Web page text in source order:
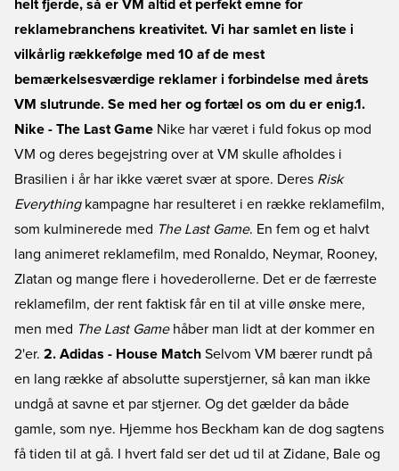
helt fjerde, så er VM altid et perfekt emne for
reklamebranchens kreativitet. Vi har samlet en liste i
vilkårlig rækkefølge med 10 af de mest
bemærkelsesværdige reklamer i forbindelse med årets
VM slutrunde. Se med her og fortæl os om du er enig.1.
Nike - The Last Game Nike har været i fuld fokus op mod
VM og deres begejstring over at VM skulle afholdes i
Brasilien i år har ikke været svær at spore. Deres Risk
Everythingkampagne har resulteret i en række reklamefilm,
som kulminerede med The Last Game. En fem og et halvt
lang animeret reklamefilm, med Ronaldo, Neymar, Rooney,
Zlatan og mange flere i hovederollerne. Det er de færreste
reklamefilm, der rent faktisk får en til at ville ønske mere,
men med The Last Gamehåber man lidt at der kommer en
2'er. 2. Adidas - House Match Selvom VM bærer rundt på
en lang række af absolutte superstjerner, så kan man ikke
undgå at savne et par stjerner. Og det gælder da både
gamle, som nye. Hjemme hos Beckham kan de dog sagtens
få tiden til at gå. I hvert fald ser det ud til at Zidane, Bale og